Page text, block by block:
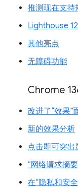
推测现在支持
Lighthouse
其他亮点
无障碍功能
Chrome
改进了“效果”
新的效果分析
点击即可突出
“网络请求摘
在“隐私和安